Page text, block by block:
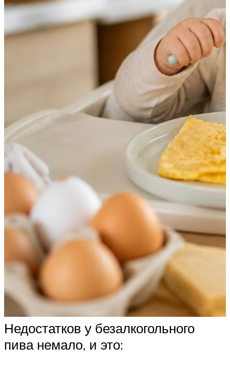
Недостатков у безалкогольного
пива немало, и это: